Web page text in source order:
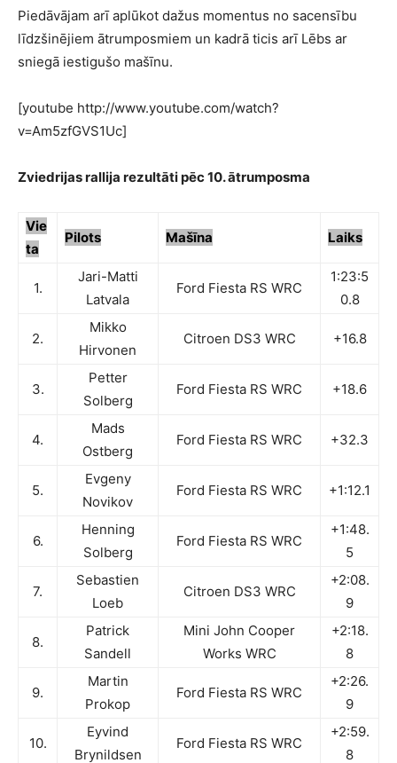
Piedāvājam arī aplūkot dažus momentus no sacensību
līdzšinējiem ātrumposmiem un kadrā ticis arī Lēbs ar
sniegā iestigušo mašīnu.
[youtube http://www.youtube.com/watch?
v=Am5zfGVS1Uc]
Zviedrijas rallija rezultāti pēc 10. ātrumposma
Vie
ta
Pilots Mašīna Laiks
1.
Jari-Matti
Latvala
Ford Fiesta RS WRC
1:23:5
0.8
2.
Mikko
Hirvonen
Citroen DS3 WRC +16.8
3.
Petter
Solberg
Ford Fiesta RS WRC +18.6
4.
Mads
Ostberg
Ford Fiesta RS WRC +32.3
5.
Evgeny
Novikov
Ford Fiesta RS WRC +1:12.1
6.
Henning
Solberg
Ford Fiesta RS WRC
+1:48.
5
7.
Sebastien
Loeb
Citroen DS3 WRC
+2:08.
9
8.
Patrick
Sandell
Mini John Cooper
Works WRC
+2:18.
8
9.
Martin
Prokop
Ford Fiesta RS WRC
+2:26.
9
10.
Eyvind
Brynildsen
Ford Fiesta RS WRC
+2:59.
8